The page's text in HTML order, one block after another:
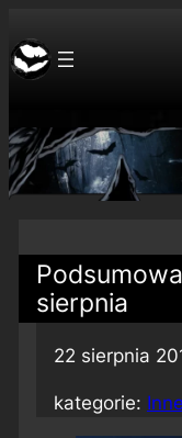
sierpnia
22 sierpnia
kategorie: Inne